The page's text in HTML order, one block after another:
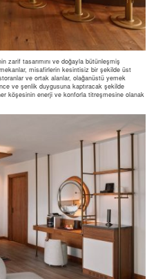
zarif tasarımını ve doğayla bütünleşmiş
misafirlerin kesintisiz bir şekilde üst
ve ortak alanlar, olağanüstü yemek
ve şenlik duygusuna kaptıracak şekilde
köşesinin enerji ve konforla titreşmesine olanak